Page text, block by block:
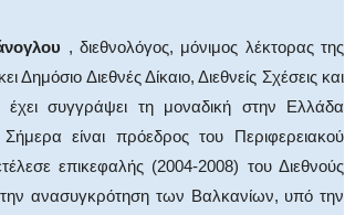
, διεθνολόγος, μόνιμος λέκτορας της
Διεθνές Δίκαιο, Διεθνείς Σχέσεις και
συγγράψει τη μοναδική στην Ελλάδα
είναι πρόεδρος του Περιφερειακού
επικεφαλής (2004-2008) του Διεθνούς
ανασυγκρότηση των Βαλκανίων, υπό την